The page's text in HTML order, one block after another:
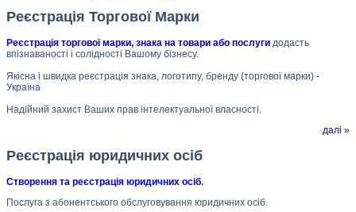
Реєстрація Торгової Марки
Реєстрація торгової марки, знака на товари або послуги додасть
впізнаваності і солідності Вашому бізнесу.
Якісна і швидка реєстрація знака, логотипу, бренду (торгової марки) -
Україна
Надійний захист Ваших прав інтелектуальної власності.
далі »
Реєстрація юридичних осіб
Створення та реєстрація юридичних осіб.
Послуга з абонентського обслуговування юридичних осіб.